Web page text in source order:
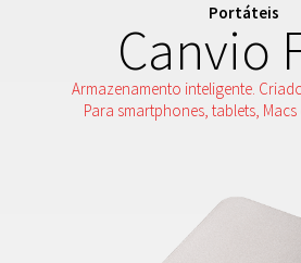
Portáteis
Canvio
Armazenamento inteligente.
Para smartphones, tablets, Macs